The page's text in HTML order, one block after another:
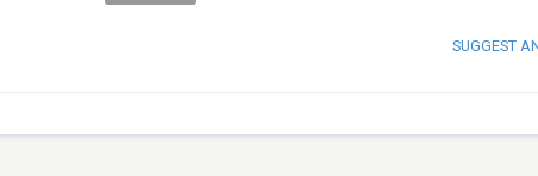
SUGGEST